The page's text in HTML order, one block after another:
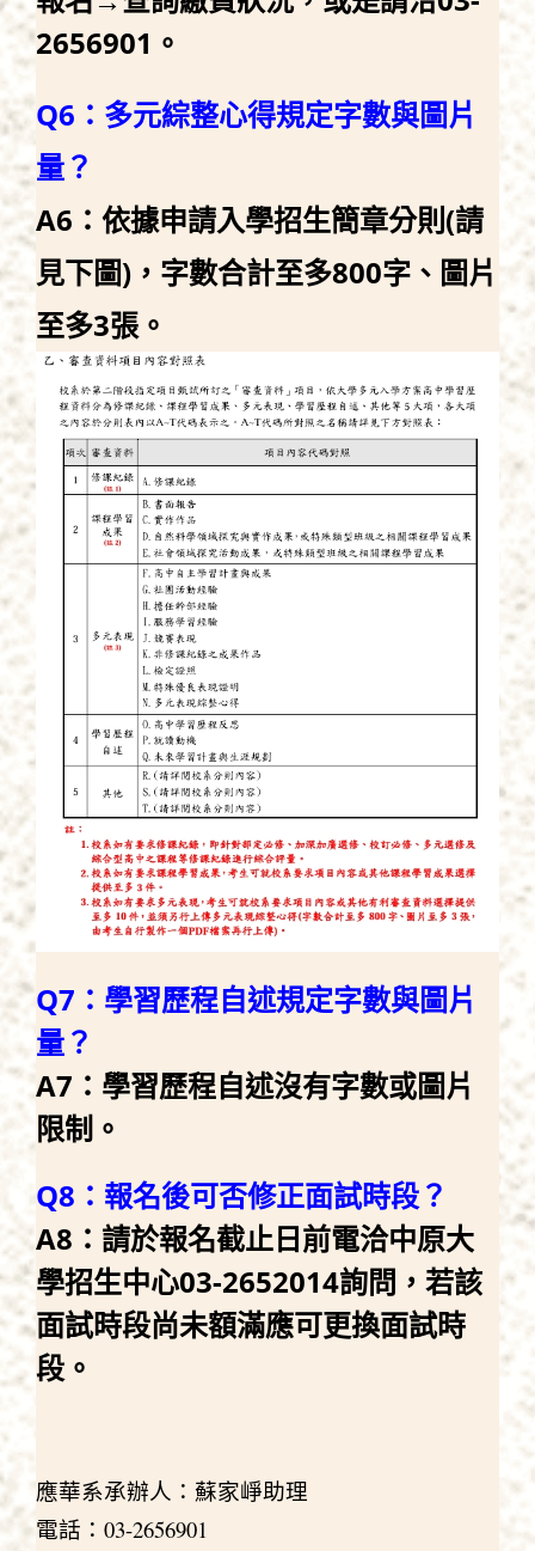
2656901。
Q6：多元綜整心得規定字數與圖片
量？
A6：依據申請入學招生簡章分則(請
見下圖)，字數合計至多800字、圖片
至多3張。
Q7：學習歷程自述規定字數與圖片
量？
A7：學習歷程自述沒有字數或圖片
限制。
Q8：報名後可否修正面試時段？
A8：請於報名截止日前電洽中原大
學招生中心03-2652014詢問，若該
面試時段尚未額滿應可更換面試時
段。
應華系承辦人：蘇家崢助理
電話：03-2656901